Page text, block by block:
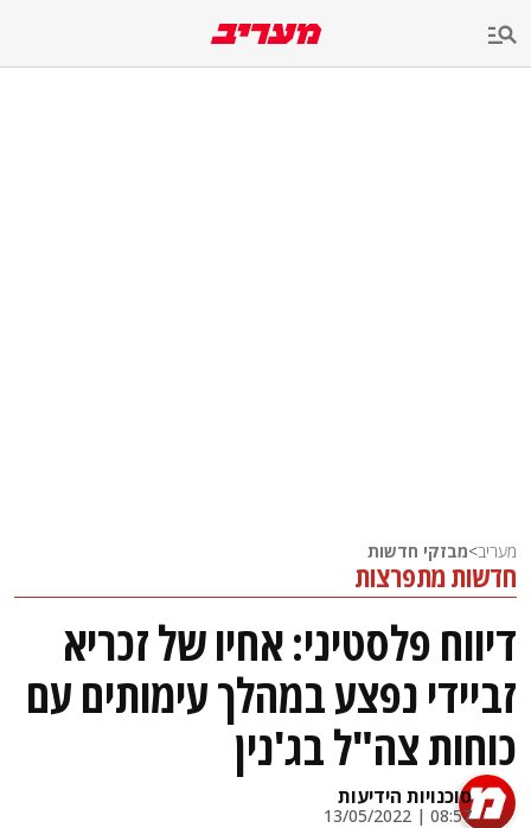
מעריב>מבזקי חדשות
חדשות מתפרצות
דיווח פלסטיני: אחיו של זכריא
זביידי נפצע במהלך עימותים עם
כוחות צה"ל בג'נין
סוכנויות הידיעות
08:57 | 13/05/2022